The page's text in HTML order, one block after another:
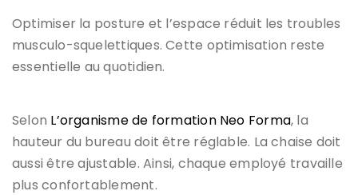
Optimiser la posture et l’espace réduit les troubles
musculo-squelettiques. Cette optimisation reste
essentielle au quotidien.
Selon L’organisme de formation Neo Forma, la
hauteur du bureau doit être réglable. La chaise doit
aussi être ajustable. Ainsi, chaque employé travaille
plus confortablement.